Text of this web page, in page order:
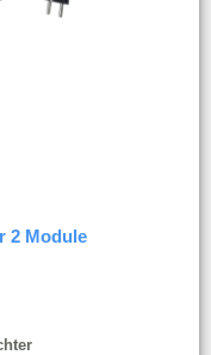
2 Module